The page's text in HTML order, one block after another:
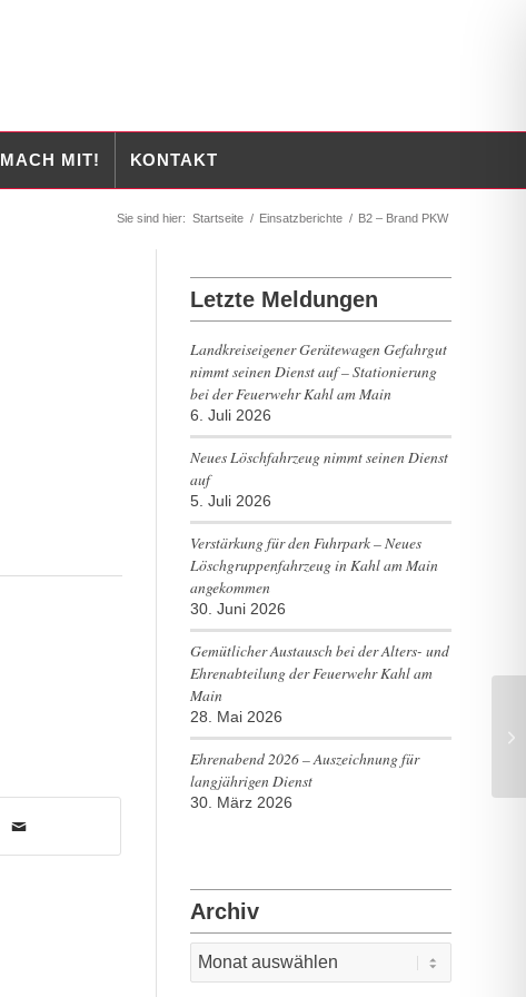
MACH MIT! KONTAKT
Sie sind hier: Startseite / Einsatzberichte / B2 – Brand PKW
Letzte Meldungen
Landkreiseigener Gerätewagen Gefahrgut
nimmt seinen Dienst auf – Stationierung
bei der Feuerwehr Kahl am Main
6. Juli 2026
Neues Löschfahrzeug nimmt seinen Dienst
auf
5. Juli 2026
Verstärkung für den Fuhrpark – Neues
Löschgruppenfahrzeug in Kahl am Main
angekommen
30. Juni 2026
Gemütlicher Austausch bei der Alters- und
Ehrenabteilung der Feuerwehr Kahl am
Main
28. Mai 2026
Ehrenabend 2026 – Auszeichnung für
langjährigen Dienst
30. März 2026
Archiv